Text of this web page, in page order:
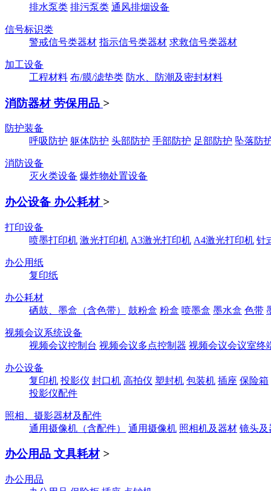
排水泵类 排污泵类 通风排烟设备
信号标识类
警戒信号类器材 指示信号类器材 求救信号类器材
加工设备
工程材料 布/膜/滤垫类 防水、防潮及密封材料
消防器材 劳保用品 >
防护装备
呼吸防护 躯体防护 头部防护 手部防护 足部防护 坠落防
消防设备
灭火类设备 爆炸物处置设备
办公设备 办公耗材 >
打印设备
喷墨打印机 激光打印机 A3激光打印机 A4激光打印机 针
办公用纸
复印纸
办公耗材
硒鼓、墨盒（含色带）
鼓粉盒 粉盒 喷墨盒 墨水盒 色带
视频会议系统设备
视频会议控制台 视频会议多点控制器 视频会议会议室终
办公设备
复印机 投影仪 封口机 高拍仪 塑封机 包装机 插座 保险箱
投影仪配件
照相、摄影器材及配件
通用摄像机（含配件）
通用摄像机 照相机及器材 镜头及
办公用品 文具耗材 >
办公用品